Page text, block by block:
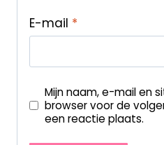
E-mail *
Mijn naam, e-mail en
browser voor de
een reactie plaats.